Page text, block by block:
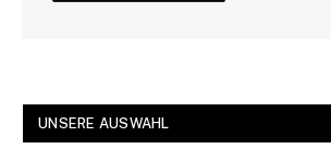
UNSERE AUSWAHL